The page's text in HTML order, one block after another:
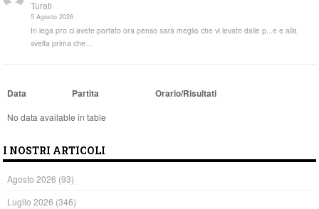
Turati
5 Agosto 2026
In lega pro ci avete portato ora penso sarà meglio che vi levate dalle p...e e alla
svelta prima che…
Data Partita Orario/Risultati
No data available in table
I NOSTRI ARTICOLI
Agosto 2026 (93)
Luglio 2026 (346)